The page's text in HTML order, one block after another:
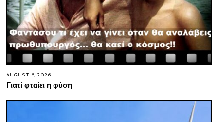
AUGUST 6, 2026
Γιατί φταίει η φύση